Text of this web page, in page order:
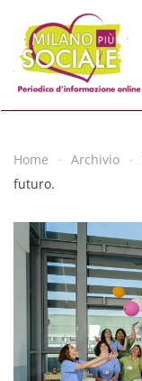
Skip to main
Home Archivio
futuro.